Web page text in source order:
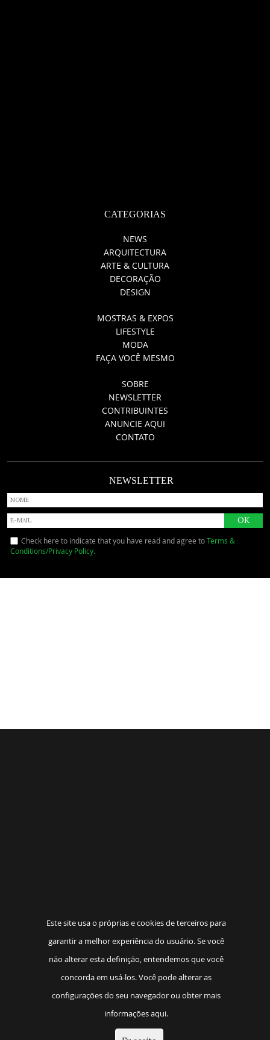
Este site usa o próprias e cookies de terceiros para
garantir a melhor experiência do usuário. Se você
não alterar esta definição, entendemos que você
concorda em usá-los. Você pode alterar as
configurações do seu navegador ou obter mais
informações aqui.
CATEGORIAS
NEWS
ARQUITECTURA
ARTE & CULTURA
DECORAÇÃO
DESIGN
MOSTRAS & EXPOS
LIFESTYLE
MODA
FAÇA VOCÊ MESMO
SOBRE
NEWSLETTER
CONTRIBUINTES
ANUNCIE AQUI
CONTATO
NEWSLETTER
Check here to indicate that you have read and agree toTerms &
Conditions/Privacy Policy.